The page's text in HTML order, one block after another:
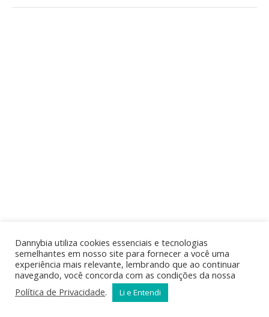
Dannybia utiliza cookies essenciais e tecnologias
semelhantes em nosso site para fornecer a você uma
experiência mais relevante, lembrando que ao continuar
navegando, você concorda com as condições da nossa
Política de Privacidade. Li e Entendi